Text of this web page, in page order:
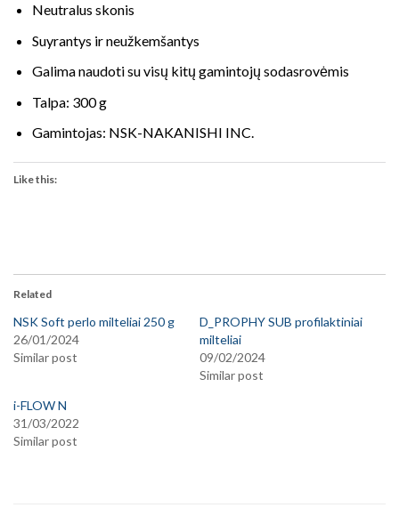
Neutralus skonis
Suyrantys ir neužkemšantys
Galima naudoti su visų kitų gamintojų sodasrovėmis
Talpa: 300 g
Gamintojas: NSK-NAKANISHI INC.
Like this:
Related
NSK Soft perlo milteliai 250 g
26/01/2024
Similar post
D_PROPHY SUB profilaktiniai
milteliai
09/02/2024
Similar post
i-FLOW N
31/03/2022
Similar post